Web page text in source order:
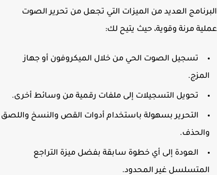
العديد من الميزات التي تجعل من تحرير الصوت
مرنة وقوية، حيث يتيح لك:
تسجيل الصوت الحي من خلال الميكروفون أو جهاز
تحويل التسجيلات إلى ملفات رقمية من وسائط أخرى.
التحرير بسهولة باستخدام أدوات القص والنسخ واللصق
العودة إلى أي خطوة سابقة بفضل ميزة التراجع
غير المحدود.